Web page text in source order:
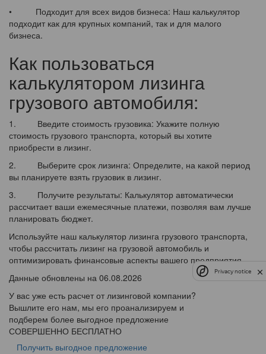
• Подходит для всех видов бизнеса: Наш калькулятор
подходит как для крупных компаний, так и для малого
бизнеса.
Как пользоваться
калькулятором лизинга
грузового автомобиля:
1. Введите стоимость грузовика: Укажите полную
стоимость грузового транспорта, который вы хотите
приобрести в лизинг.
2. Выберите срок лизинга: Определите, на какой период
вы планируете взять грузовик в лизинг.
3. Получите результаты: Калькулятор автоматически
рассчитает ваши ежемесячные платежи, позволяя вам лучше
планировать бюджет.
Используйте наш калькулятор лизинга грузового транспорта,
чтобы рассчитать лизинг на грузовой автомобиль и
оптимизировать финансовые аспекты вашего предприятия.
Данные обновлены на 06.08.2026
У вас уже есть расчет от лизинговой компании?
Вышлите его нам, мы его проанализируем и
подберем более выгодное предложение
СОВЕРШЕННО БЕСПЛАТНО
Получить выгодное предложение
Privacy notice